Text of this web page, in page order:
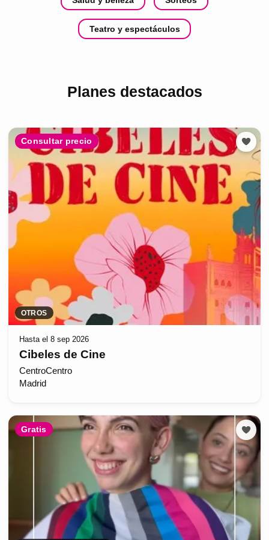
Teatro y espectáculos
Planes destacados
Consultar precio
OTROS
Hasta el 8 sep 2026
Cibeles de Cine
CentroCentro
Madrid
Gratis